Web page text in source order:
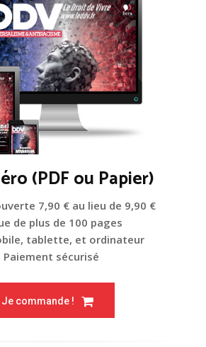
(PDF ou Papier)
7,90 € au lieu de 9,90 €
de plus de 100 pages
tablette, et ordinateur
Paiement sécurisé
Je commande !